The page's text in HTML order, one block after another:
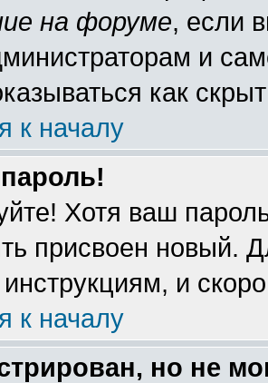
на форуме, если
и
как
к началу
Хотя ваш
присвоен новый.
инструкциям, и
к началу
но не